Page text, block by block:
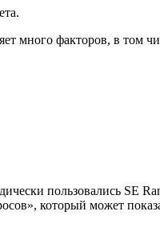
много факторов, в том
пользовались SE
который может